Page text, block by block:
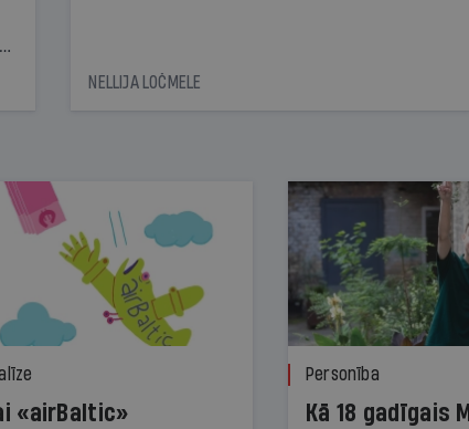
NELLIJA LOČMELE
«airBaltic»
Personība
Kā 18 gadīgais